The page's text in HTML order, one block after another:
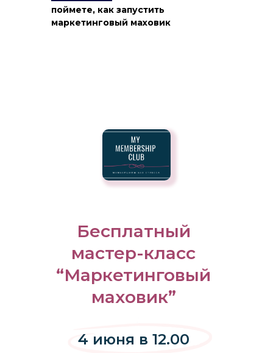
поймете, как запустить
маркетинговый маховик
Бесплатный
мастер-класс
“Маркетинговый
маховик”
4 июня в 12.00